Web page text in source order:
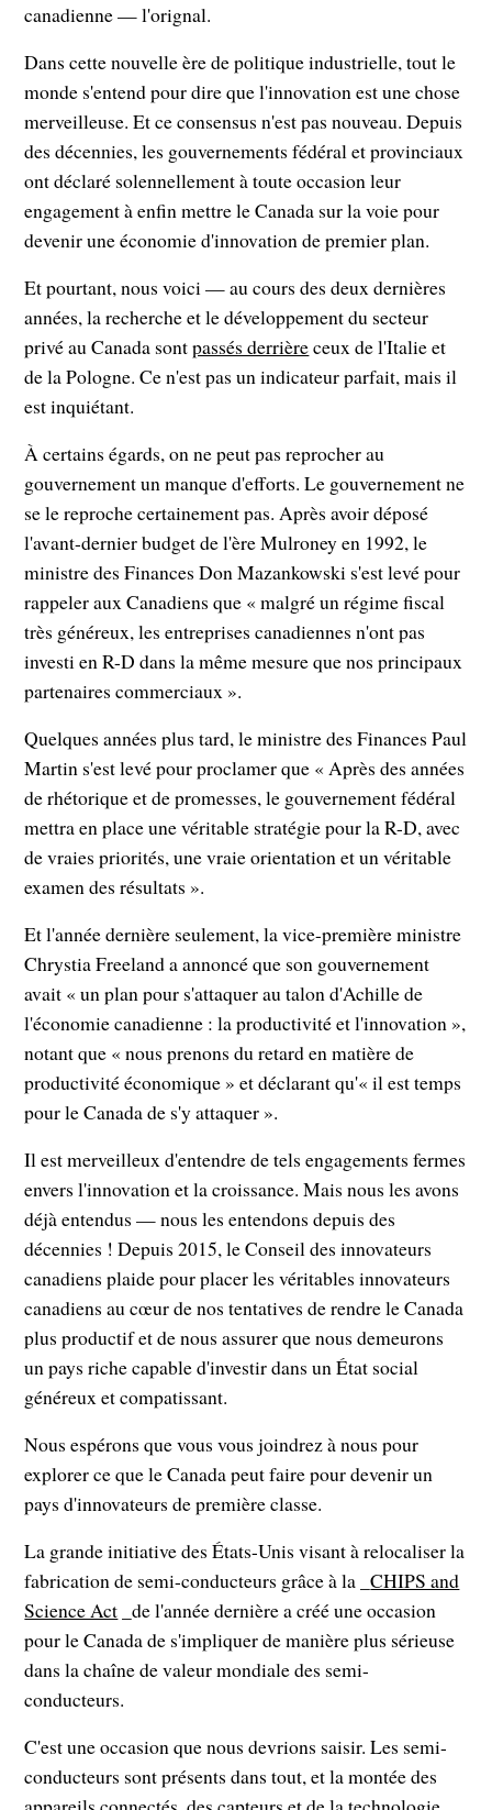
canadienne — l'orignal.
Dans cette nouvelle ère de politique industrielle, tout le
monde s'entend pour dire que l'innovation est une chose
merveilleuse. Et ce consensus n'est pas nouveau. Depuis
des décennies, les gouvernements fédéral et provinciaux
ont déclaré solennellement à toute occasion leur
engagement à enfin mettre le Canada sur la voie pour
devenir une économie d'innovation de premier plan.
Et pourtant, nous voici — au cours des deux dernières
années, la recherche et le développement du secteur
privé au Canada sontpassés derrièreceux de l'Italie et
de la Pologne. Ce n'est pas un indicateur parfait, mais il
est inquiétant.
À certains égards, on ne peut pas reprocher au
gouvernement un manque d'efforts. Le gouvernement ne
se le reproche certainement pas. Après avoir déposé
l'avant-dernier budget de l'ère Mulroney en 1992, le
ministre des Finances Don Mazankowski s'est levé pour
rappeler aux Canadiens que « malgré un régime fiscal
très généreux, les entreprises canadiennes n'ont pas
investi en R-D dans la même mesure que nos principaux
partenaires commerciaux ».
Quelques années plus tard, le ministre des Finances Paul
Martin s'est levé pour proclamer que « Après des années
de rhétorique et de promesses, le gouvernement fédéral
mettra en place une véritable stratégie pour la R-D, avec
de vraies priorités, une vraie orientation et un véritable
examen des résultats ».
Et l'année dernière seulement, la vice-première ministre
Chrystia Freeland a annoncé que son gouvernement
avait « un plan pour s'attaquer au talon d'Achille de
l'économie canadienne : la productivité et l'innovation »,
notant que « nous prenons du retard en matière de
productivité économique » et déclarant qu'« il est temps
pour le Canada de s'y attaquer ».
Il est merveilleux d'entendre de tels engagements fermes
envers l'innovation et la croissance. Mais nous les avons
déjà entendus — nous les entendons depuis des
décennies ! Depuis 2015, le Conseil des innovateurs
canadiens plaide pour placer les véritables innovateurs
canadiens au cœur de nos tentatives de rendre le Canada
plus productif et de nous assurer que nous demeurons
un pays riche capable d'investir dans un État social
généreux et compatissant.
Nous espérons que vous vous joindrez à nous pour
explorer ce que le Canada peut faire pour devenir un
pays d'innovateurs de première classe.
La grande initiative des États-Unis visant à relocaliser la
fabrication de semi-conducteurs grâce à la _CHIPS and
Science Act _de l'année dernière a créé une occasion
pour le Canada de s'impliquer de manière plus sérieuse
dans la chaîne de valeur mondiale des semi-
conducteurs.
C'est une occasion que nous devrions saisir. Les semi-
conducteurs sont présents dans tout, et la montée des